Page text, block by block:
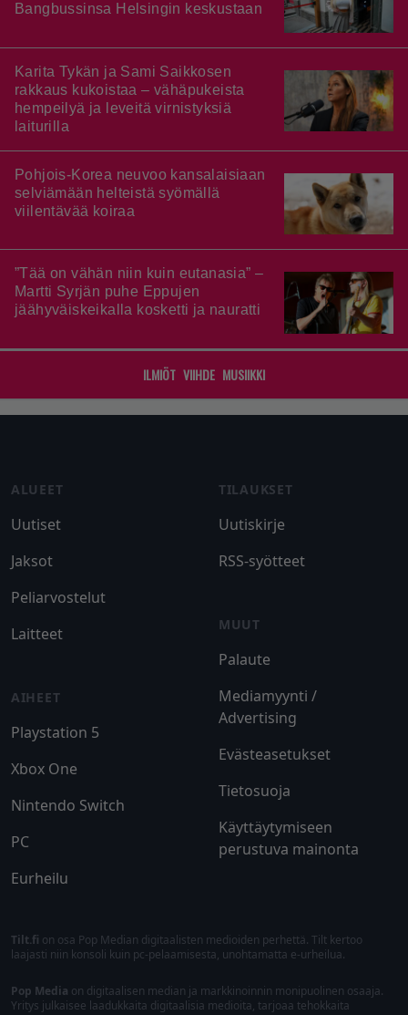
Bangbussinsa Helsingin keskustaan
Karita Tykän ja Sami Saikkosen
rakkaus kukoistaa – vähäpukeista
hempeilyä ja leveitä virnistyksiä
laiturilla
Pohjois-Korea neuvoo kansalaisiaan
selviämään helteistä syömällä
viilentävää koiraa
”Tää on vähän niin kuin eutanasia” –
Martti Syrjän puhe Eppujen
jäähyväiskeikalla kosketti ja nauratti
ILMIÖT VIIHDE MUSIIKKI
ALUEET
Uutiset
Jaksot
Peliarvostelut
Laitteet
AIHEET
Playstation 5
Xbox One
Nintendo Switch
PC
Eurheilu
TILAUKSET
Uutiskirje
RSS-syötteet
MUUT
Palaute
Mediamyynti /
Advertising
Evästeasetukset
Tietosuoja
Käyttäytymiseen
perustuva mainonta
Tilt.fi on osa Pop Median digitaalisten medioiden perhettä. Tilt kertoo
laajasti niin konsoli kuin pc-pelaamisesta, unohtamatta e-urheilua.
Pop Media on digitaalisen median ja markkinoinnin monipuolinen osaaja.
Yritys julkaisee laadukkaita digitaalisia medioita, tarjoaa tehokkaita